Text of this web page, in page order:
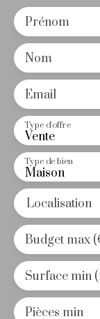
Prénom
Nom
Email
Vente
Type d'offre
Maison
Type de bien
Localisation
Budget max
Surface min
Pièces min